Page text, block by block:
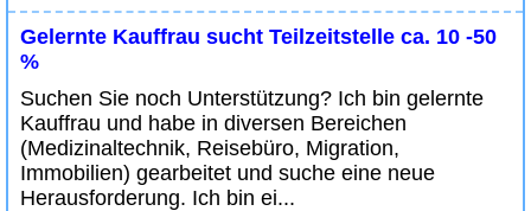
Gelernte Kauffrau sucht Teilzeitstelle ca. 10 -50
%
Suchen Sie noch Unterstützung? Ich bin gelernte
Kauffrau und habe in diversen Bereichen
(Medizinaltechnik, Reisebüro, Migration,
Immobilien) gearbeitet und suche eine neue
Herausforderung. Ich bin ei...